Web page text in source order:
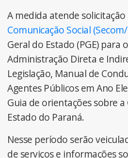
A medida atende solicitação
Comunicação Social (Secom/
Geral do Estado (PGE) para
Administração Direta e
Legislação, Manual de
Agentes Públicos em Ano
Guia de orientações sobre
Estado do Paraná.
Nesse período serão
de serviços e informações